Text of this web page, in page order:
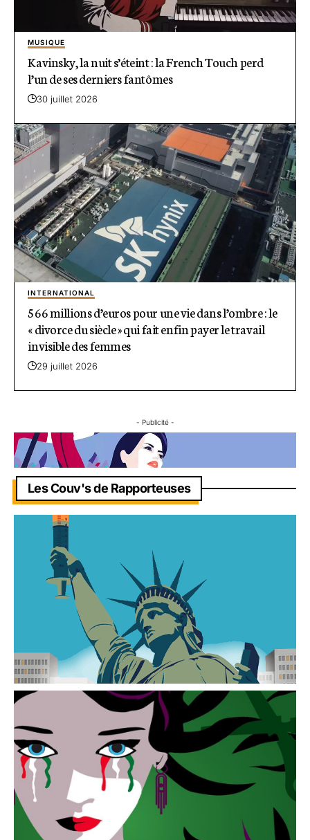
MUSIQUE
Kavinsky, la nuit s’éteint : la French Touch perd
l’un de ses derniers fantômes
30 juillet 2026
INTERNATIONAL
566 millions d’euros pour une vie dans l’ombre : le
« divorce du siècle » qui fait enfin payer le travail
invisible des femmes
29 juillet 2026
- Publicité -
Les Couv's de Rapporteuses